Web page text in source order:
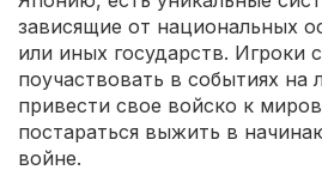
зависящие от национальных
или иных государств. Игроки
поучаствовать в событиях на
привести свое войско к
постараться выжить в
войне.